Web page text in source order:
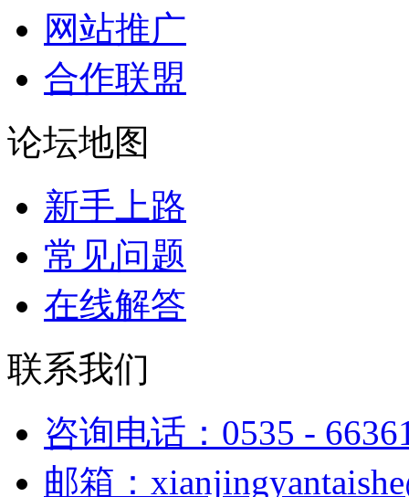
网站推广
合作联盟
论坛地图
新手上路
常见问题
在线解答
联系我们
咨询电话：0535 -
邮箱：